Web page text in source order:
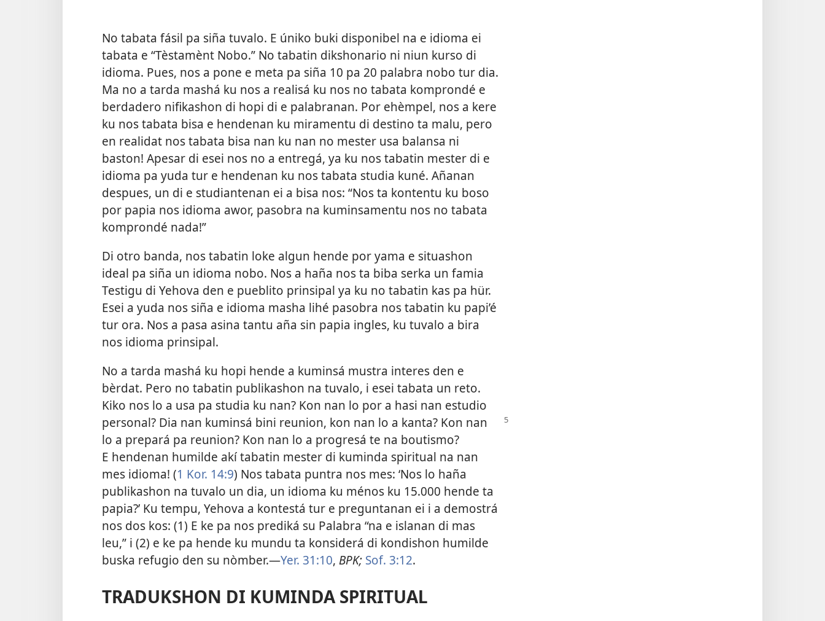
No tabata fásil pa siña tuvalo. E úniko buki disponibel na e idioma ei
tabata e “Tèstamènt Nobo.” No tabatin dikshonario ni niun kurso di
idioma. Pues, nos a pone e meta pa siña 10 pa 20 palabra nobo tur dia.
Ma no a tarda mashá ku nos a realisá ku nos no tabata komprondé e
berdadero nifikashon di hopi di e palabranan. Por ehèmpel, nos a kere
ku nos tabata bisa e hendenan ku miramentu di destino ta malu, pero
en realidat nos tabata bisa nan ku nan no mester usa balansa ni
baston! Apesar di esei nos no a entregá, ya ku nos tabatin mester di e
idioma pa yuda tur e hendenan ku nos tabata studia kuné. Añanan
despues, un di e studiantenan ei a bisa nos: “Nos ta kontentu ku boso
por papia nos idioma awor, pasobra na kuminsamentu nos no tabata
komprondé nada!”
Di otro banda, nos tabatin loke algun hende por yama e situashon
ideal pa siña un idioma nobo. Nos a haña nos ta biba serka un famia
Testigu di Yehova den e pueblito prinsipal ya ku no tabatin kas pa hür.
Esei a yuda nos siña e idioma masha lihé pasobra nos tabatin ku papi’é
tur ora. Nos a pasa asina tantu aña sin papia ingles, ku tuvalo a bira
nos idioma prinsipal.
No a tarda mashá ku hopi hende a kuminsá mustra interes den e
bèrdat. Pero no tabatin publikashon na tuvalo, i esei tabata un reto.
Kiko nos lo a usa pa studia ku nan? Kon nan lo por a hasi nan estudio
personal? Dia nan kuminsá bini reunion, kon nan lo a kanta? Kon nan
lo a prepará pa reunion? Kon nan lo a progresá te na boutismo?
E hendenan humilde akí tabatin mester di kuminda spiritual na nan
mes idioma! (1 Kor. 14:9) Nos tabata puntra nos mes: ‘Nos lo haña
publikashon na tuvalo un dia, un idioma ku ménos ku 15.000 hende ta
papia?’ Ku tempu, Yehova a kontestá tur e preguntanan ei i a demostrá
nos dos kos: (1) E ke pa nos prediká su Palabra “na e islanan di mas
leu,” i (2) e ke pa hende ku mundu ta konsiderá di kondishon humilde
buska refugio den su nòmber.—Yer. 31:10, BPK; Sof. 3:12.
TRADUKSHON DI KUMINDA SPIRITUAL